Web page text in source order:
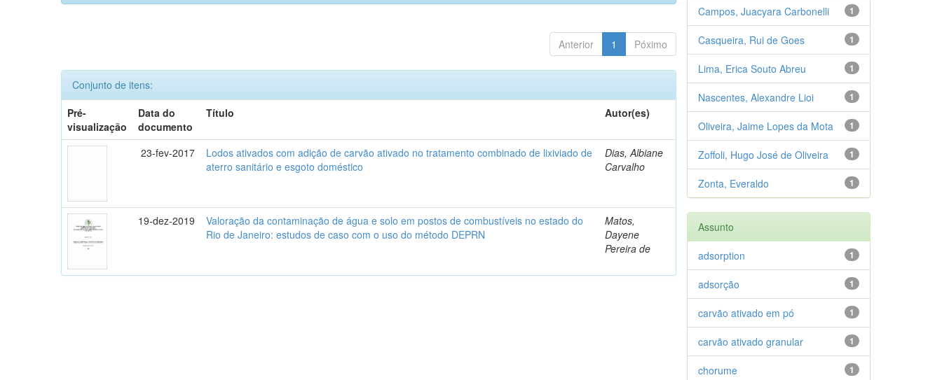
Anterior 1 Póximo
Conjunto de itens:
Pré-
visualização
Data do
documento
Título Autor(es)
23-fev-2017
Lodos ativados com adição de carvão ativado no tratamento combinado de lixiviado de
aterro sanitário e esgoto doméstico
Dias, Albiane
Carvalho
19-dez-2019
Valoração da contaminação de água e solo em postos de combustíveis no estado do
Rio de Janeiro: estudos de caso com o uso do método DEPRN
Matos,
Dayene
Pereira de
1
Campos, Juacyara Carbonelli
1
Casqueira, Rui de Goes
1
Lima, Erica Souto Abreu
1
Nascentes, Alexandre Lioi
1
Oliveira, Jaime Lopes da Mota
1
Zoffoli, Hugo José de Oliveira
1
Zonta, Everaldo
Assunto
1
adsorption
1
adsorção
1
carvão ativado em pó
1
carvão ativado granular
1
chorume